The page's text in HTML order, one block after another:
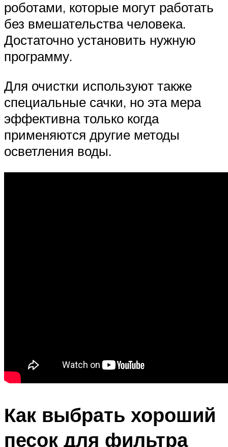
роботами, которые могут работать
без вмешательства человека.
Достаточно установить нужную
программу.
Для очистки используют также
специальные сачки, но эта мера
эффективна только когда
применяются другие методы
осветления воды.
Как выбрать хороший
песок для фильтра